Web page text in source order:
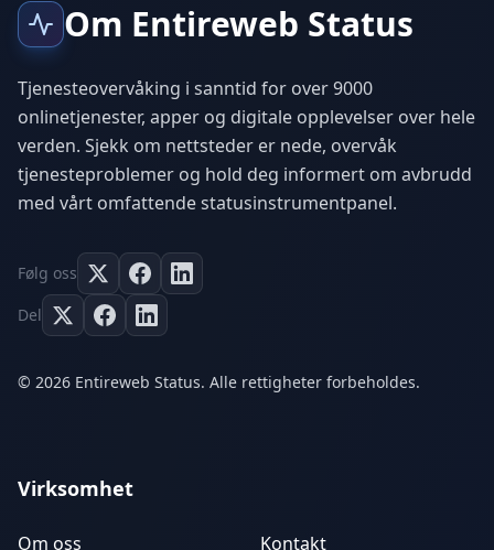
Om Entireweb Status
Tjenesteovervåking i sanntid for over 9000
onlinetjenester, apper og digitale opplevelser over hele
verden. Sjekk om nettsteder er nede, overvåk
tjenesteproblemer og hold deg informert om avbrudd
med vårt omfattende statusinstrumentpanel.
Følg oss
Del
© 2026 Entireweb Status. Alle rettigheter forbeholdes.
Virksomhet
Om oss Kontakt